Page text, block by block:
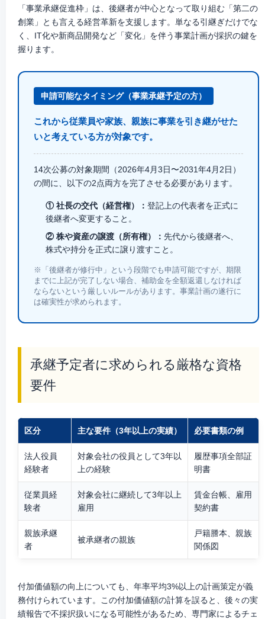
「事業承継促進枠」は、後継者が中心となって取り組む「第二の
創業」とも言える経営革新を支援します。単なる引継ぎだけでな
く、IT化や新商品開発など「変化」を伴う事業計画が採択の鍵を
握ります。
申請可能なタイミング（事業承継予定の方）
これから従業員や家族、親族に事業を引き継がせた
いと考えている方が対象です。
14次公募の対象期間（2026年4月3日〜2031年4月2日 ）
の間に、以下の2点両方を完了させる必要があります。
① 社長の交代（経営権）： 登記上の代表者を正式に
後継者へ変更すること。
② 株や資産の譲渡（所有権）： 先代から後継者へ、
株式や持分を正式に譲り渡すこと。
※「後継者が修行中」という段階でも申請可能ですが、期限
までに上記が完了しない場合、 補助金を全額返還しなければ
ならないという厳しいルールがあります。事業計画の遂行に
は確実性が求められます。
承継予定者に求められる厳格な資格
要件
区分 主な要件（3年以上の実績） 必要書類の例
法人役員
経験者
対象会社の役員として3年以
上の経験
履歴事項全部証
明書
従業員経
験者
対象会社に継続して3年以上
雇用
賃金台帳、雇用
契約書
親族承継
者
被承継者の親族
戸籍謄本、親族
関係図
付加価値額の向上についても、年率平均3%以上の計画策定が義
務付けられています。この付加価値額の計算を誤ると、後々の実
績報告で不採択扱いになる可能性があるため、専門家によるチェ